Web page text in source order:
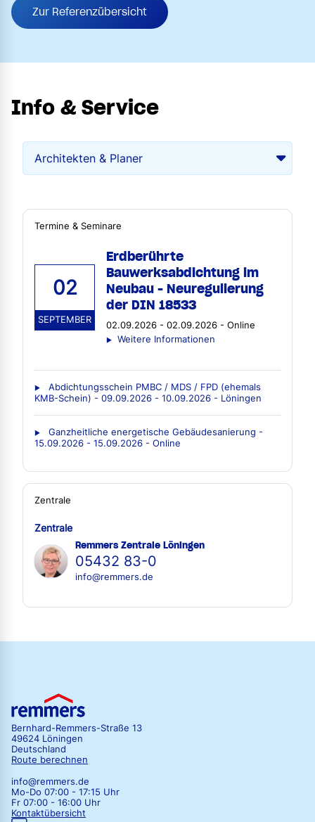
Zur Referenzübersicht
Info & Service
Termine & Seminare
02
SEPTEMBER
Erdberührte
Bauwerksabdichtung im
Neubau - Neuregulierung
der DIN 18533
02.09.2026 - 02.09.2026 - Online
Weitere Informationen
Abdichtungsschein PMBC / MDS / FPD (ehemals
KMB-Schein) - 09.09.2026 - 10.09.2026 - Löningen
Ganzheitliche energetische Gebäudesanierung -
15.09.2026 - 15.09.2026 - Online
Zentrale
Zentrale
Remmers Zentrale Löningen
05432 83-0
info@remmers.de
Bernhard-Remmers-Straße 13
49624 Löningen
Deutschland
Route berechnen
info@remmers.de
Mo-Do 07:00 - 17:15 Uhr
Fr 07:00 - 16:00 Uhr
Kontaktübersicht